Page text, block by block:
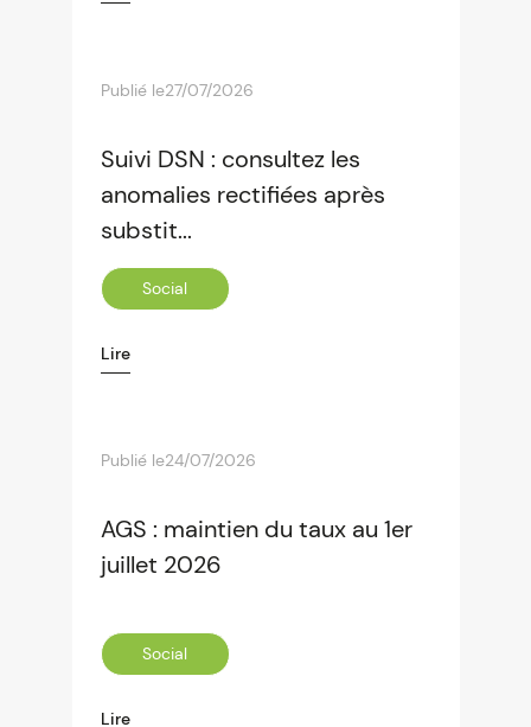
Publié le27/07/2026
Suivi DSN : consultez les
anomalies rectifiées après
substit...
Social
Lire
Publié le24/07/2026
AGS : maintien du taux au 1er
juillet 2026
Social
Lire